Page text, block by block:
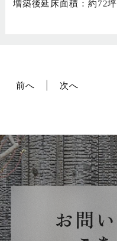
増築後延床面積：約72坪
前へ 次へ